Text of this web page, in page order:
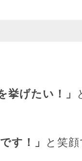
挙げたい！」
す！」
と笑